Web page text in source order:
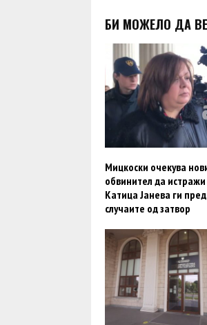
БИ МОЖЕЛО ДА
Мицкоски очекува
обвинител да истражи
Катица Јанева ги
случаите од затвор